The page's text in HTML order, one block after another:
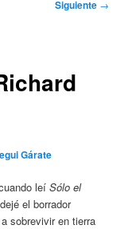
Siguiente →
Gárate
leíSólo el
el borrador
sobrevivir en tierra